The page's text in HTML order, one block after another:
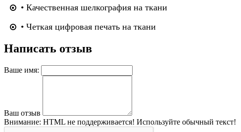
• Качественная шелкография на ткани
• Четкая цифровая печать на ткани
Написать отзыв
Ваше имя:
Ваш отзыв
Внимание: HTML не поддерживается! Используйте обычный текст!